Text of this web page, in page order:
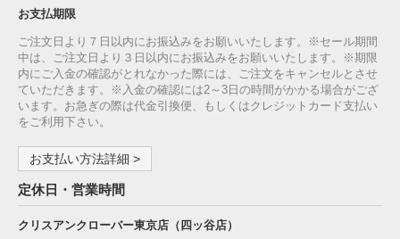
お支払期限
ご注文日より７日以内にお振込みをお願いいたします。※セール期間
中は、ご注文日より３日以内にお振込みをお願いいたします。※期限
内にご入金の確認がとれなかった際には、ご注文をキャンセルとさせ
ていただきます。※入金の確認には2～3日の時間がかかる場合がござ
います。お急ぎの際は代金引換便、もしくはクレジットカード支払い
をご利用下さい。
お支払い方法詳細 >
定休日・営業時間
クリスアンクローバー東京店（四ッ谷店）